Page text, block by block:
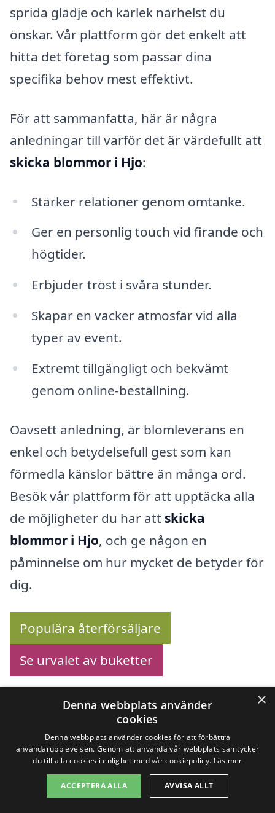
sprida glädje och kärlek närhelst du
önskar. Vår plattform gör det enkelt att
hitta det företag som passar dina
specifika behov mest effektivt.
För att sammanfatta, här är några
anledningar till varför det är värdefullt att
skicka blommor i Hjo:
Stärker relationer genom omtanke.
Ger en personlig touch vid firande och
högtider.
Erbjuder tröst i svåra stunder.
Skapar en vacker atmosfär vid alla
typer av event.
Extremt tillgängligt och bekvämt
genom online-beställning.
Oavsett anledning, är blomleverans en
enkel och betydelsefull gest som kan
förmedla känslor bättre än många ord.
Besök vår plattform för att upptäcka alla
de möjligheter du har att skicka
blommor i Hjo, och ge någon en
påminnelse om hur mycket de betyder för
dig.
Populära återförsäljare
Se urvalet av buketter
Köp blommor online –
Se utbudet här!
×
Denna webbplats använder
cookies
Denna webbplats använder cookies för att förbättra
användarupplevelsen. Genom att använda vår webbplats samtycker
du till alla cookies i enlighet med vår cookiepolicy. Läs mer
ACCEPTERA ALLA AVVISA ALLT